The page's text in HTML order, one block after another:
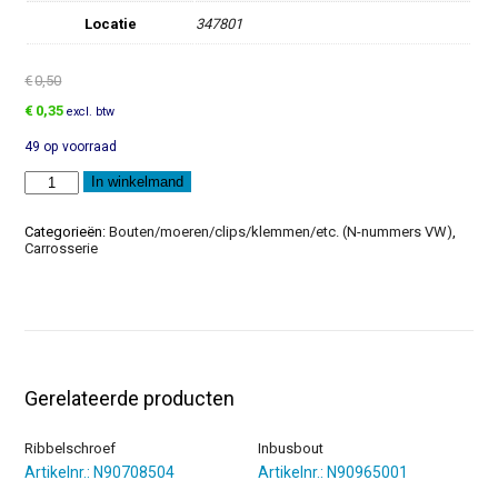
Locatie 347801
€0,50
Oorspronkelijke
was:
€0,50.
€ 0,35Huidige
is:
€0,35.
excl. btw
49 op voorraad
Inbusbout
aantal
In winkelmand
Categorieën:Bouten/moeren/clips/klemmen/etc. (N-nummers VW),
Carrosserie
Gerelateerde producten
Ribbelschroef
Artikelnr.: N90708504
Inbusbout
Artikelnr.: N90965001